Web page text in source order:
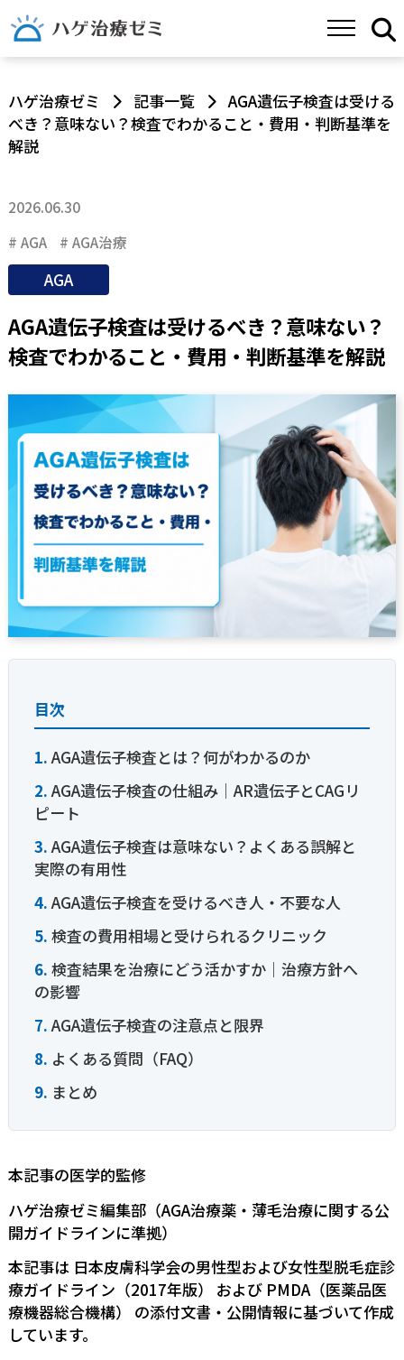
ハゲ治療ゼミ 記事一覧
AGA遺伝子検査は受ける
べき？意味ない？検査でわかること・費用・判断基準を
解説
2026.06.30
AGA
AGA治療
AGA
AGA遺伝子検査は受けるべき？意味ない？
検査でわかること・費用・判断基準を解説
目次
AGA遺伝子検査とは？何がわかるのか
AGA遺伝子検査の仕組み｜AR遺伝子とCAGリ
ピート
AGA遺伝子検査は意味ない？よくある誤解と
実際の有用性
AGA遺伝子検査を受けるべき人・不要な人
検査の費用相場と受けられるクリニック
検査結果を治療にどう活かすか｜治療方針へ
の影響
AGA遺伝子検査の注意点と限界
よくある質問（FAQ）
まとめ
本記事の医学的監修
ハゲ治療ゼミ編集部（AGA治療薬・薄毛治療に関する公
開ガイドラインに準拠）
本記事は 日本皮膚科学会の男性型および女性型脱毛症診
療ガイドライン（2017年版）
および PMDA（医薬品医
療機器総合機構）
の添付文書・公開情報に基づいて作成
しています。